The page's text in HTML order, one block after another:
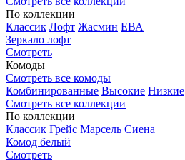
По коллекции
Классик Лофт Жасмин ЕВА
Зеркало лофт
Смотреть
Комоды
Смотреть все комоды
Комбинированные Высокие Низкие
Смотреть все коллекции
По коллекции
Классик Грейс Марсель Сиена
Комод белый
Смотреть